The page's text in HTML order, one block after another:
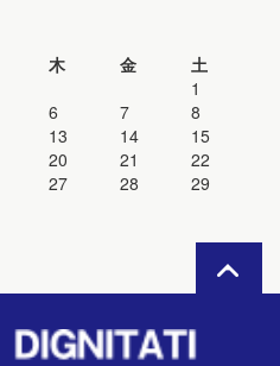
木 金
土
1
6 7
8
13 14
15
20 21
22
27 28
29